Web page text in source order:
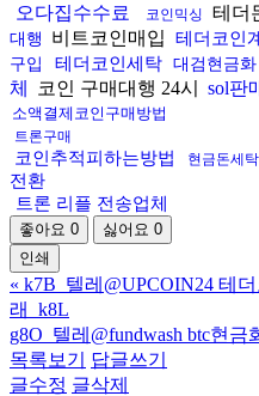
오다집수수료 코인믹싱 테더
대행
비트코인매입 테더코인
구입
테더코인세탁 대검현금화
체
코인 구매대행 24시 sol판
소액결제코인구매방법
트론구매
코인추적피하는방법 현금돈세탁
전환
트론 리플 전송업체
좋아요 0 싫어요 0
인쇄
« k7B_텔레@UPCOIN24 테
래_k8L
g8O_텔레@fundwash btc현금
목록보기
답글쓰기
글수정 글삭제